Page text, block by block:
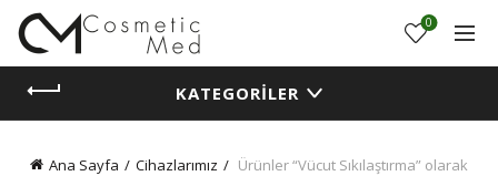
0
KATEGORILER
Ana Sayfa Cihazlarımız
Ürünler “Vücut Sıkılaştırma” olarak